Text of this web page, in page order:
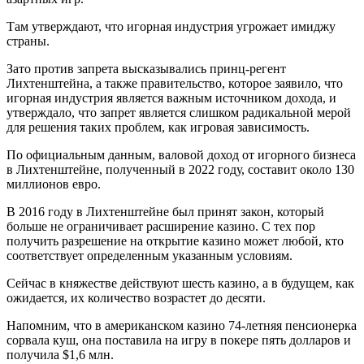
Там утверждают, что игорная индустрия угрожает имиджу
страны.
Зато против запрета высказывались принц-регент
Лихтенштейна, а также правительство, которое заявило, что
игорная индустрия является важным источником дохода, и
утверждало, что запрет является слишком радикальной мерой
для решения таких проблем, как игровая зависимость.
По официальным данным, валовой доход от игорного бизнеса
в Лихтенштейне, полученный в 2022 году, составит около 130
миллионов евро.
В 2016 году в Лихтенштейне был принят закон, который
больше не ограничивает расширение казино. С тех пор
получить разрешение на открытие казино может любой, кто
соответствует определенным указанным условиям.
Сейчас в княжестве действуют шесть казино, а в будущем, как
ожидается, их количество возрастет до десяти.
Напомним, что в американском казино 74-летняя пенсионерка
сорвала куш, она поставила на игру в покере пять долларов и
получила $1,6 млн.